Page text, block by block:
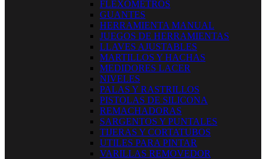
FLEXOMETROS
GUANTES
HERRAMIENTA MANUAL
JUEGOS DE HERRAMIENTAS
LLAVES AJUSTABLES
MARTILLOS Y HACHAS
MEDIDORES LACER
NIVELES
PALAS Y RASTRILLOS
PISTOLAS DE SILICONA
REMACHADORAS
SARGENTOS Y PUNTALES
TIJERAS Y CORTATUBOS
UTILES PARA PINTAR
VARILLAS REMOVEDOR